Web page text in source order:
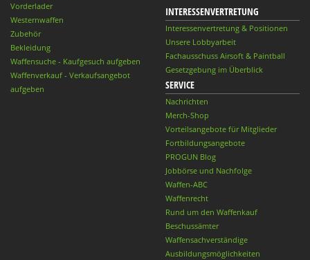
Vorderlader
Westernwaffen
Zubehör
Bekleidung
Waffensuche - Kaufgesuch aufgeben
Waffenverkauf - Verkaufsangebot
aufgeben
INTERESSENVERTRETUNG
Interessenvertretung & Positionen
Unsere Lobbyarbeit
Fachausschuss Airsoft & Paintball
Gesetzgebung im Überblick
SERVICE
Nachrichten
Merch-Shop
Vorteilsangebote für Mitglieder
Fortbildungsangebote
PROGUN Blog
Jobbörse und Nachfolge
Waffen-ABC
Waffenrecht
Rund um den Waffenkauf
Beschussämter
Waffensachverständige
Ausbildungsmöglichkeiten